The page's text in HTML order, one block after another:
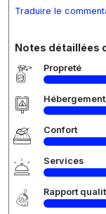
Traduire le
Notes détaillées
Propreté
Confort
Services
Rapport